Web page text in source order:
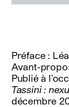
Préface :
Avant-
Publié à
Tassini :
décembre